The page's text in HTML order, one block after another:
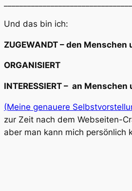
Und das bin ich:
ZUGEWANDT – den Menschen
ORGANISIERT
INTERESSIERT – an Menschen
(Meine genauere
zur Zeit nach dem Webseiten-
aber man kann mich persönlich